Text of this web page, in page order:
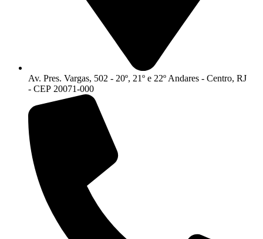
Av. Pres. Vargas, 502 - 20º, 21º e 22º Andares - Centro, RJ
- CEP 20071-000